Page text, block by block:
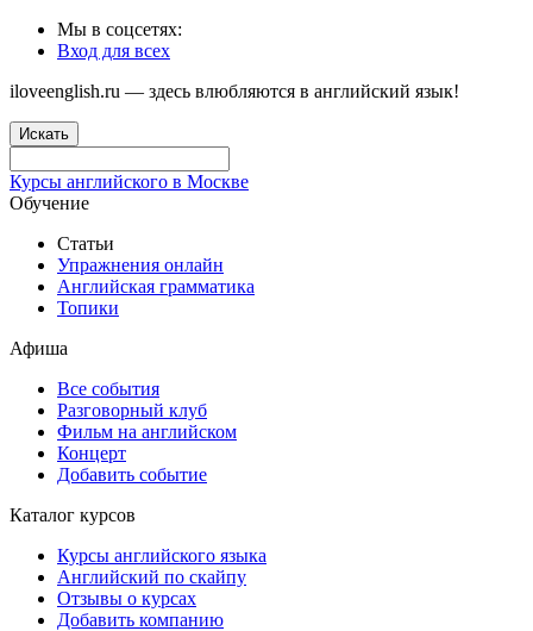
Мы в соцсетях:
Вход для всех
iloveenglish.ru — здесь влюбляются в английский язык!
Искать
Курсы английского в Москве
Обучение
Статьи
Упражнения онлайн
Английская грамматика
Топики
Афиша
Все события
Разговорный клуб
Фильм на английском
Концерт
Добавить событие
Каталог курсов
Курсы английского языка
Английский по скайпу
Отзывы о курсах
Добавить компанию